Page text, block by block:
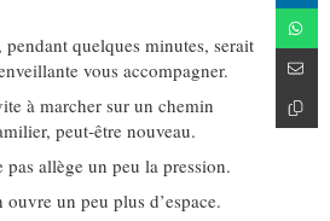
quelques minutes, serait
vous accompagner.
à marcher sur un chemin
peut‑être nouveau.
allège un peu la pression.
un peu plus d’espace.